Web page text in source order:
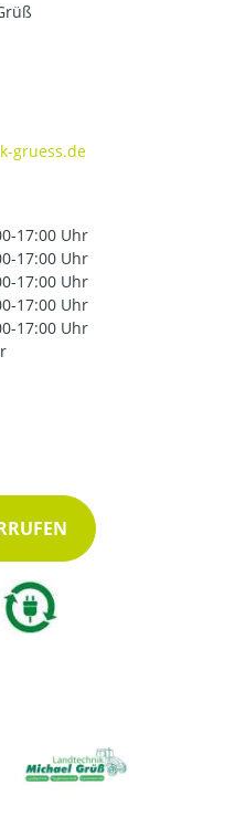
17:00 Uhr
17:00 Uhr
17:00 Uhr
17:00 Uhr
17:00 Uhr